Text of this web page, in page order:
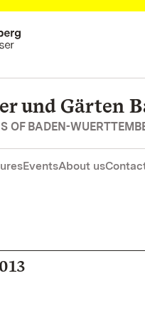
und Gärten
OF BADEN-
EventsAbout us